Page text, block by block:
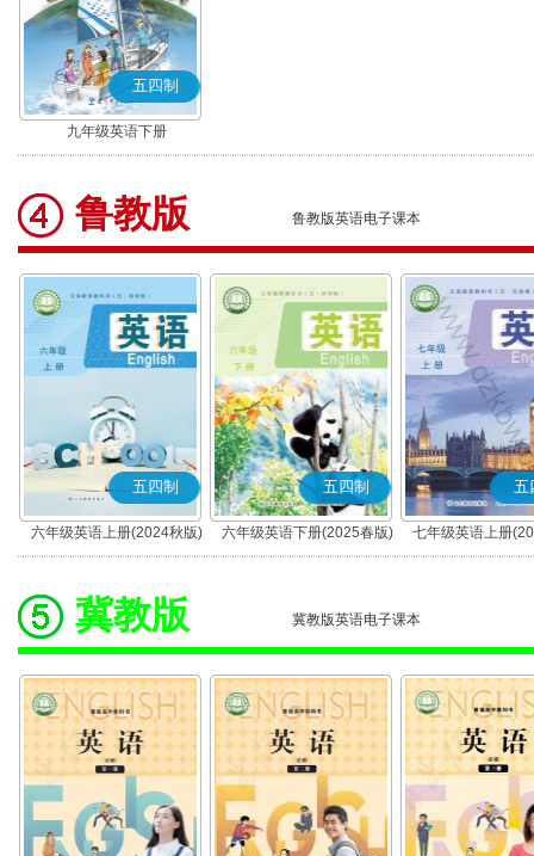
五四制
九年级英语下册
鲁教版 鲁教版英语电子课本
五四制
六年级英语上册(2024秋版)
五四制
六年级英语下册(2025春版)
五
七年级英语上册
冀教版 冀教版英语电子课本